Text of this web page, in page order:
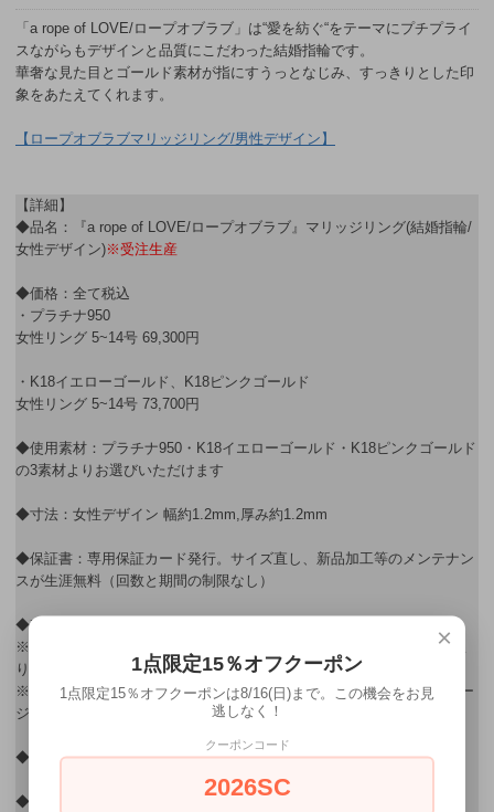
「a rope of LOVE/ロープオブラブ」は“愛を紡ぐ“をテーマにプチプライ
スながらもデザインと品質にこだわった結婚指輪です。
華奢な見た目とゴールド素材が指にすうっとなじみ、すっきりとした印
象をあたえてくれます。
【ロープオブラブマリッジリング/男性デザイン】
【詳細】
◆品名：『a rope of LOVE/ロープオブラブ』マリッジリング(結婚指輪/
女性デザイン)※受注生産
◆価格：全て税込
・プラチナ950
女性リング 5~14号 69,300円
・K18イエローゴールド、K18ピンクゴールド
女性リング 5~14号 73,700円
◆使用素材：プラチナ950・K18イエローゴールド・K18ピンクゴールド
の3素材よりお選びいただけます
◆寸法：女性デザイン 幅約1.2mm,厚み約1.2mm
◆保証書：専用保証カード発行。サイズ直し、新品加工等のメンテナン
スが生涯無料（回数と期間の制限なし）
◆有効サイズ：5～14号
※その他サイズをご希望のお客様は”この商品について問い合わせる”よ
りお問合せ下さい。
※サイズゲージをご希望のお客様はご注文の際に備考欄に【サイズゲー
ジ希望】とご記入ください。
◆刻印：3文字程度(0～9,A～Z,a～z,＆,☆,♡からお選びください)
◆納期：約60日
×
1点限定15％オフクーポン
1点限定15％オフクーポンは8/16(日)まで。この機会をお見
逃しなく！
クーポンコード
2026SC